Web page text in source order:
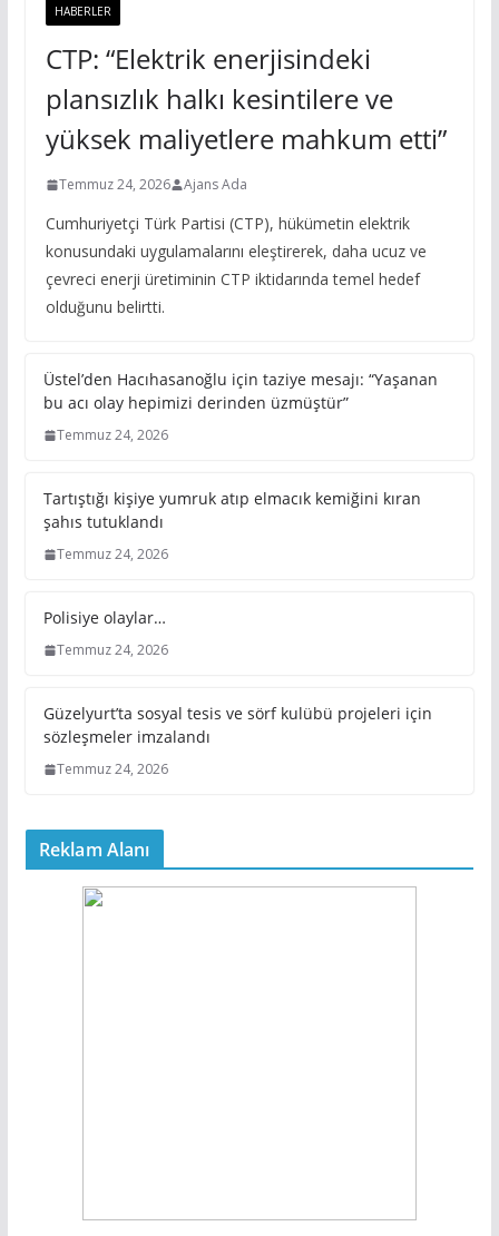
HABERLER
CTP: “Elektrik enerjisindeki
plansızlık halkı kesintilere ve
yüksek maliyetlere mahkum etti”
Temmuz 24, 2026 Ajans Ada
Cumhuriyetçi Türk Partisi (CTP), hükümetin elektrik
konusundaki uygulamalarını eleştirerek, daha ucuz ve
çevreci enerji üretiminin CTP iktidarında temel hedef
olduğunu belirtti.
Üstel’den Hacıhasanoğlu için taziye mesajı: “Yaşanan
bu acı olay hepimizi derinden üzmüştür”
Temmuz 24, 2026
Tartıştığı kişiye yumruk atıp elmacık kemiğini kıran
şahıs tutuklandı
Temmuz 24, 2026
Polisiye olaylar…
Temmuz 24, 2026
Güzelyurt’ta sosyal tesis ve sörf kulübü projeleri için
sözleşmeler imzalandı
Temmuz 24, 2026
Reklam Alanı